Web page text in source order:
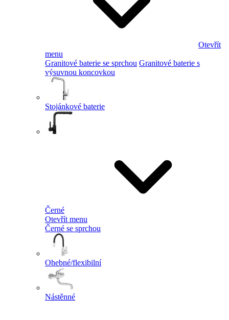
Otevřít
menu
Granitové baterie se sprchou Granitové baterie s
výsuvnou koncovkou
Stojánkové baterie
Černé
Otevřít menu
Černé se sprchou
Ohebné/flexibilní
Nástěnné